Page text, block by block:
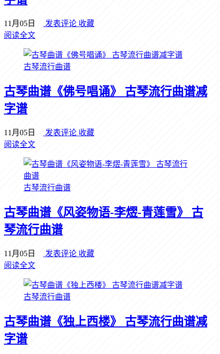
11月05日 发表评论 收藏
阅读全文
古琴流行曲谱
古琴曲谱《佛号唱诵》 古琴流行曲谱减
字谱
11月05日 发表评论 收藏
阅读全文
古琴流行曲谱
古琴曲谱《风姿物语-李熤-青莲雪》 古
琴流行曲谱
11月05日 发表评论 收藏
阅读全文
古琴流行曲谱
古琴曲谱《独上西楼》 古琴流行曲谱减
字谱